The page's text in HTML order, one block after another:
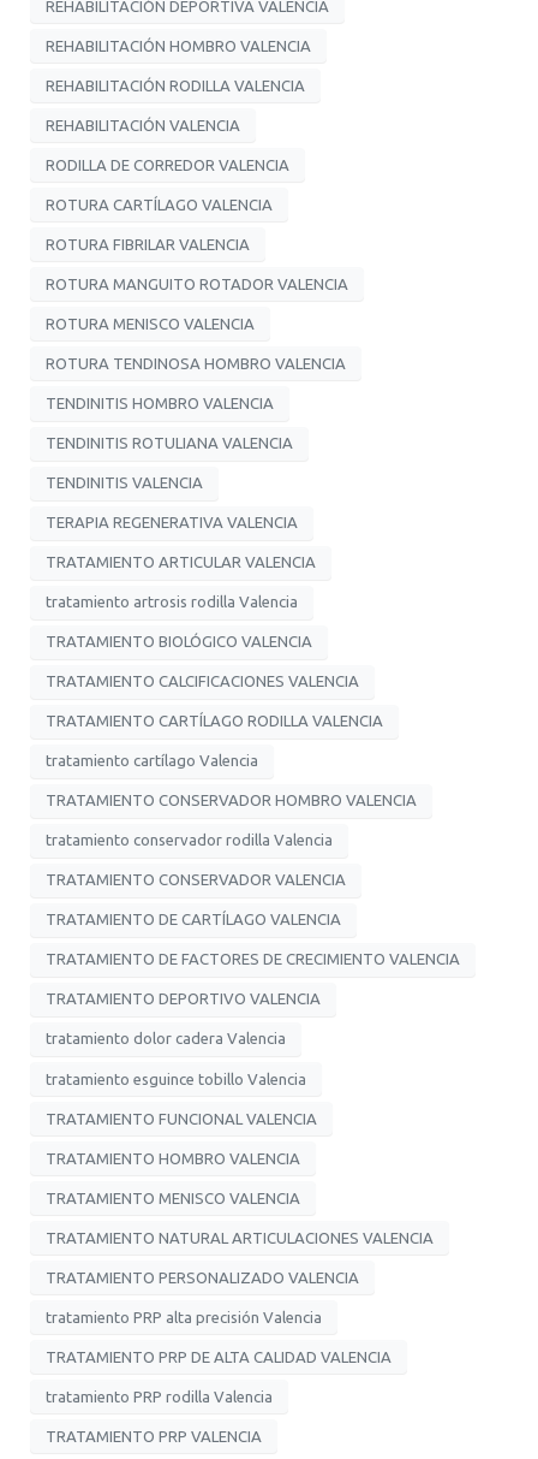
REHABILITACIÓN DEPORTIVA VALENCIA
REHABILITACIÓN HOMBRO VALENCIA
REHABILITACIÓN RODILLA VALENCIA
REHABILITACIÓN VALENCIA
RODILLA DE CORREDOR VALENCIA
ROTURA CARTÍLAGO VALENCIA
ROTURA FIBRILAR VALENCIA
ROTURA MANGUITO ROTADOR VALENCIA
ROTURA MENISCO VALENCIA
ROTURA TENDINOSA HOMBRO VALENCIA
TENDINITIS HOMBRO VALENCIA
TENDINITIS ROTULIANA VALENCIA
TENDINITIS VALENCIA
TERAPIA REGENERATIVA VALENCIA
TRATAMIENTO ARTICULAR VALENCIA
tratamiento artrosis rodilla Valencia
TRATAMIENTO BIOLÓGICO VALENCIA
TRATAMIENTO CALCIFICACIONES VALENCIA
TRATAMIENTO CARTÍLAGO RODILLA VALENCIA
tratamiento cartílago Valencia
TRATAMIENTO CONSERVADOR HOMBRO VALENCIA
tratamiento conservador rodilla Valencia
TRATAMIENTO CONSERVADOR VALENCIA
TRATAMIENTO DE CARTÍLAGO VALENCIA
TRATAMIENTO DE FACTORES DE CRECIMIENTO VALENCIA
TRATAMIENTO DEPORTIVO VALENCIA
tratamiento dolor cadera Valencia
tratamiento esguince tobillo Valencia
TRATAMIENTO FUNCIONAL VALENCIA
TRATAMIENTO HOMBRO VALENCIA
TRATAMIENTO MENISCO VALENCIA
TRATAMIENTO NATURAL ARTICULACIONES VALENCIA
TRATAMIENTO PERSONALIZADO VALENCIA
tratamiento PRP alta precisión Valencia
TRATAMIENTO PRP DE ALTA CALIDAD VALENCIA
tratamiento PRP rodilla Valencia
TRATAMIENTO PRP VALENCIA